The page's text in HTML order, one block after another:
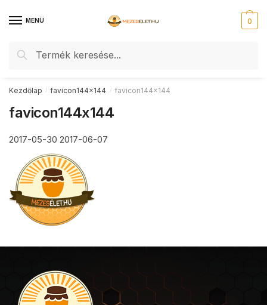
MENÜ
Keresés
Keresés
0
Kezdőlap / favicon144x144 / favicon144x144
favicon144x144
2017-05-30 2017-06-07